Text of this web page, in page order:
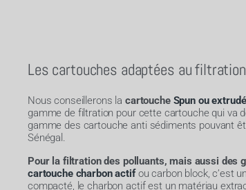
Les cartouches adaptées au
Nous conseillerons la cartouche Spun ou
gamme de filtration pour cette cartouche qui va
gamme des cartouche anti sédiments pouvant
Sénégal.
Pour la filtration des polluants, mais aussi des
cartouche charbon actifou carbon block, c’est
compacté, le charbon actif est un matériau